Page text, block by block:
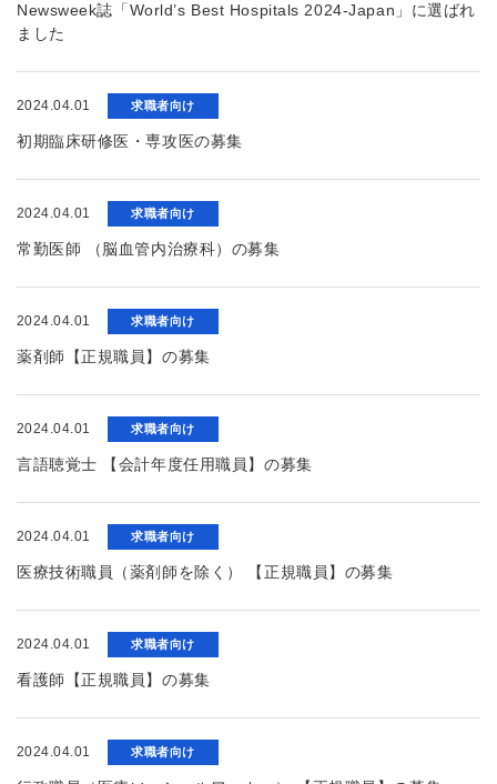
Newsweek誌「World’s Best Hospitals 2024-Japan」に選ばれ
ました
2024.04.01 求職者向け
初期臨床研修医・専攻医の募集
2024.04.01 求職者向け
常勤医師 （脳血管内治療科）の募集
2024.04.01 求職者向け
薬剤師【正規職員】の募集
2024.04.01 求職者向け
言語聴覚士 【会計年度任用職員】の募集
2024.04.01 求職者向け
医療技術職員（薬剤師を除く） 【正規職員】の募集
2024.04.01 求職者向け
看護師【正規職員】の募集
2024.04.01 求職者向け